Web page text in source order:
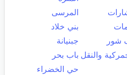
المرسى
بني خلاد
جبنيانة
والنقل باب بحر
حي الخضراء